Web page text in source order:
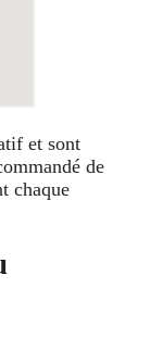
et sont
de
chaque